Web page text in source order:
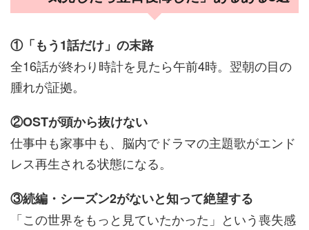
①「もう1話だけ」の末路
全16話が終わり時計を見たら午前4時。翌朝の目の
腫れが証拠。
②OSTが頭から抜けない
仕事中も家事中も、脳内でドラマの主題歌がエンド
レス再生される状態になる。
③続編・シーズン2がないと知って絶望する
「この世界をもっと見ていたかった」という喪失感